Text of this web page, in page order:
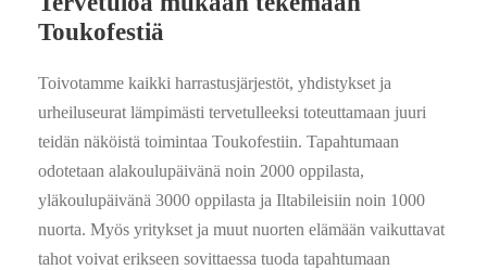
Toukofestiä
Toivotamme kaikki harrastusjärjestöt, yhdistykset ja
urheiluseurat lämpimästi tervetulleeksi toteuttamaan juuri
teidän näköistä toimintaa Toukofestiin. Tapahtumaan
odotetaan alakoulupäivänä noin 2000 oppilasta,
yläkoulupäivänä 3000 oppilasta ja Iltabileisiin noin 1000
nuorta. Myös yritykset ja muut nuorten elämään vaikuttavat
tahot voivat erikseen sovittaessa tuoda tapahtumaan